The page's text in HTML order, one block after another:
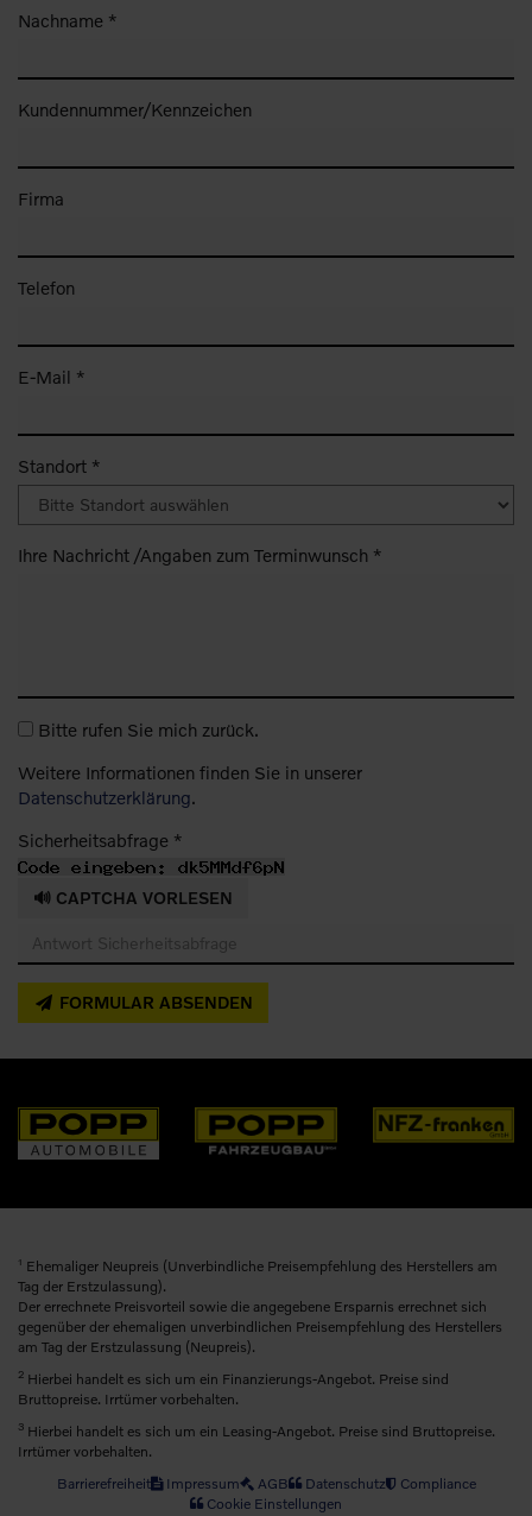
Nachname *
Kundennummer/Kennzeichen
Firma
Telefon
E-Mail *
Standort *
Ihre Nachricht /Angaben zum Terminwunsch *
Bitte rufen Sie mich zurück.
Weitere Informationen finden Sie in unserer
Datenschutzerklärung
Sicherheitsabfrage *
🔊 CAPTCHA VORLESEN
FORMULAR ABSENDEN
1 Ehemaliger Neupreis (Unverbindliche Preisempfehlung des Herstellers am
Tag der Erstzulassung).
Der errechnete Preisvorteil sowie die angegebene Ersparnis errechnet sich
gegenüber der ehemaligen unverbindlichen Preisempfehlung des Herstellers
am Tag der Erstzulassung (Neupreis).
2 Hierbei handelt es sich um ein Finanzierungs-Angebot. Preise sind
Bruttopreise. Irrtümer vorbehalten.
3 Hierbei handelt es sich um ein Leasing-Angebot. Preise sind Bruttopreise.
Irrtümer vorbehalten.
Barrierefreiheit
Impressum AGB Datenschutz
Compliance
Cookie Einstellungen